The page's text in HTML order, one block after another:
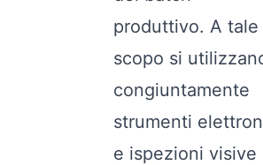
produttivo. A tale
scopo si
congiuntamente
strumenti
e ispezioni visive